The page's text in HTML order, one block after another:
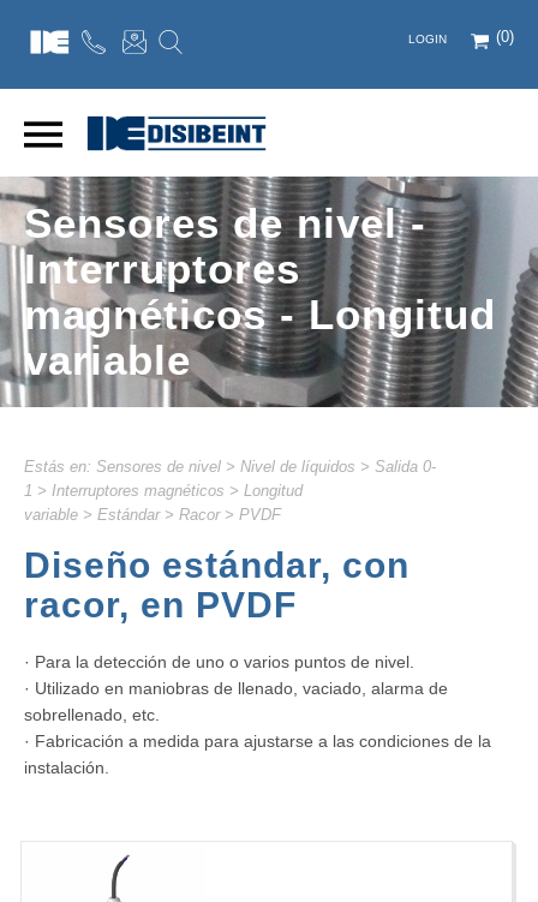
(0)
LOGIN
Sensores de nivel -
Interruptores
magnéticos - Longitud
variable
Estás en: Sensores de nivel > Nivel de líquidos > Salida 0-
1 > Interruptores magnéticos > Longitud
variable > Estándar> Racor> PVDF
Diseño estándar, con
racor, en PVDF
· Para la detección de uno o varios puntos de nivel.
· Utilizado en maniobras de llenado, vaciado, alarma de
sobrellenado, etc.
· Fabricación a medida para ajustarse a las condiciones de la
instalación.